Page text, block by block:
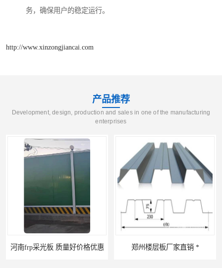
务，确保用户的稳定运行。
http://www.xinzongjiancai.com
产品推荐
Development, design, production and sales in one of the manufacturing
enterprises
郑州楼层板厂家直销 *